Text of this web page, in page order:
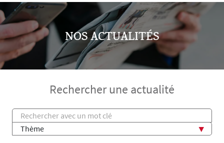
NOS ACTUALITÉS
Rechercher une actualité
Titre
Thème